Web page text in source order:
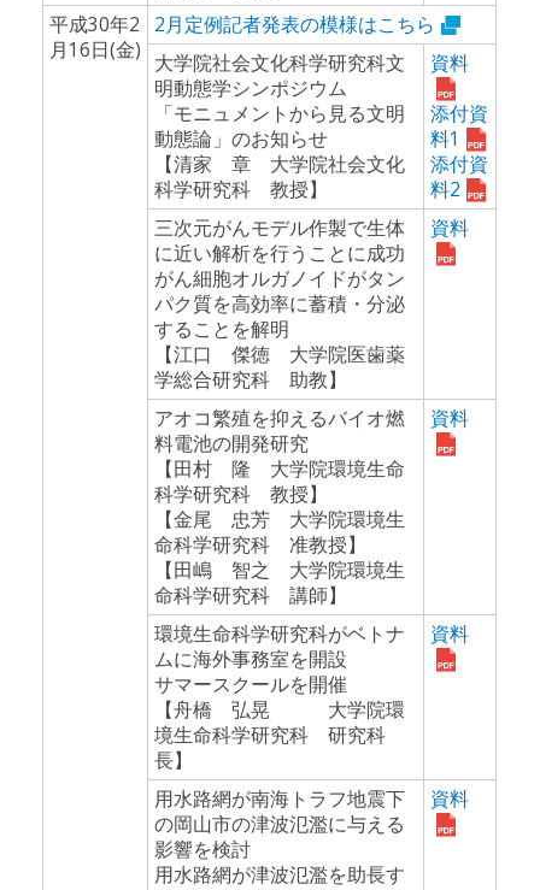
平成30年2
月16日(金)
2月定例記者発表の模様はこちら
大学院社会文化科学研究科文
明動態学シンポジウム
「モニュメントから見る文明
動態論」のお知らせ
【清家 章 大学院社会文化
科学研究科 教授】
資料
添付資
料1
添付資
料2
三次元がんモデル作製で生体
に近い解析を行うことに成功
がん細胞オルガノイドがタン
パク質を高効率に蓄積・分泌
することを解明
【江口 傑徳 大学院医歯薬
学総合研究科 助教】
資料
アオコ繁殖を抑えるバイオ燃
料電池の開発研究
【田村 隆 大学院環境生命
科学研究科 教授】
【金尾 忠芳 大学院環境生
命科学研究科 准教授】
【田嶋 智之 大学院環境生
命科学研究科 講師】
資料
環境生命科学研究科がベトナ
ムに海外事務室を開設
サマースクールを開催
【舟橋 弘晃 大学院環
境生命科学研究科 研究科
長】
資料
用水路網が南海トラフ地震下
の岡山市の津波氾濫に与える
影響を検討
用水路網が津波氾濫を助長す
資料